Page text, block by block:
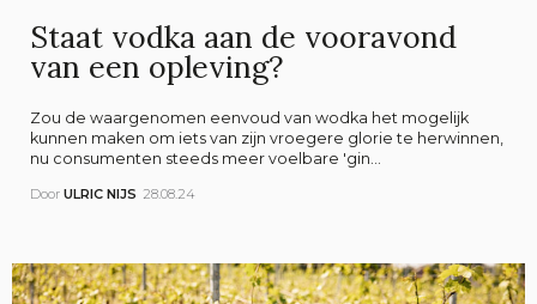
Staat vodka aan de vooravond
van een opleving?
Zou de waargenomen eenvoud van wodka het mogelijk
kunnen maken om iets van zijn vroegere glorie te herwinnen,
nu consumenten steeds meer voelbare 'gin...
Door ULRIC NIJS 28.08.24